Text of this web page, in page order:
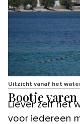
Uitzicht vanaf het
Bootje varen
Liever zelf het
voor iedereen